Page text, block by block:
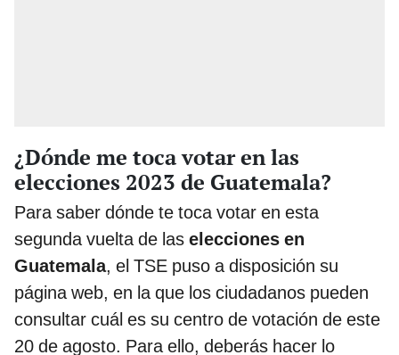
¿Dónde me toca votar en las
elecciones 2023 de Guatemala?
Para saber dónde te toca votar en esta
segunda vuelta de las elecciones en
Guatemala, el TSE puso a disposición su
página web, en la que los ciudadanos pueden
consultar cuál es su centro de votación de este
20 de agosto. Para ello, deberás hacer lo